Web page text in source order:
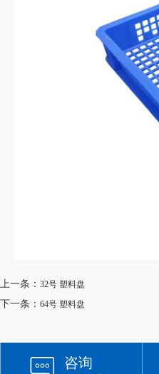
上一条： 32号 塑料盘
下一条： 64号 塑料盘
咨询